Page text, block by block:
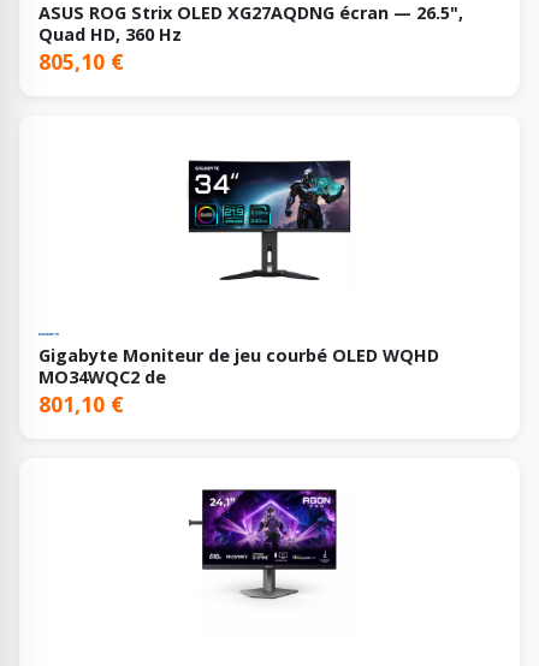
ASUS ROG Strix OLED XG27AQDNG écran — 26.5",
Quad HD, 360 Hz
805,10 €
Gigabyte Moniteur de jeu courbé OLED WQHD
MO34WQC2 de
801,10 €